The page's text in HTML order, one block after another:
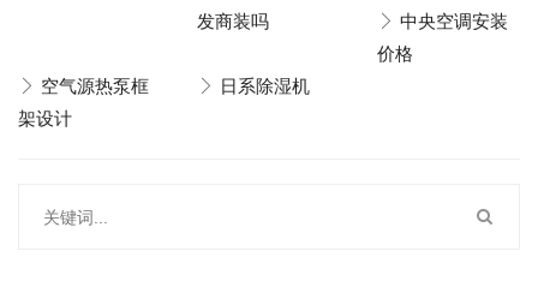
发商装吗
中央空调安装
价格
空气源热泵框
架设计
日系除湿机